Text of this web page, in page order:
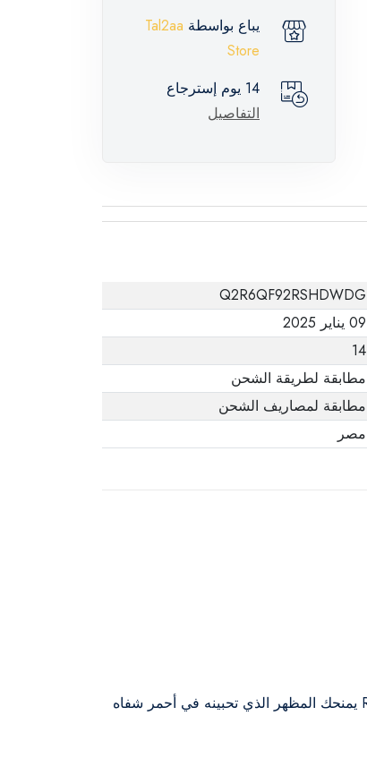
يباع بواسطة Tal2aa
Store
14 يوم إسترجاع
التفاصيل
Q2R6QF92RSHDWDG
09 يناير 2025
14
مطابقة لطريقة الشحن
مطابقة لمصاريف الشحن
مصر
ننسى أنك ترتدي لون الشفاه! عندما ترغبين في الحصول على لون كثيف وغير لامع لا يجفف شفتيك، فإن Rouge Edition Velvet يمنحك المظهر الذي تحبينه في أحمر شفاه